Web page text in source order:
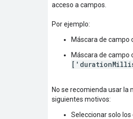
acceso a campos.
Por ejemplo:
Máscara de campo
Máscara de campo
No se recomienda usar la
siguientes motivos:
Seleccionar solo